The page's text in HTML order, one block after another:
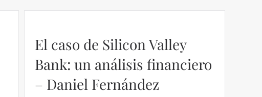
El caso de Silicon Valley
Bank: un análisis financiero
– Daniel Fernández